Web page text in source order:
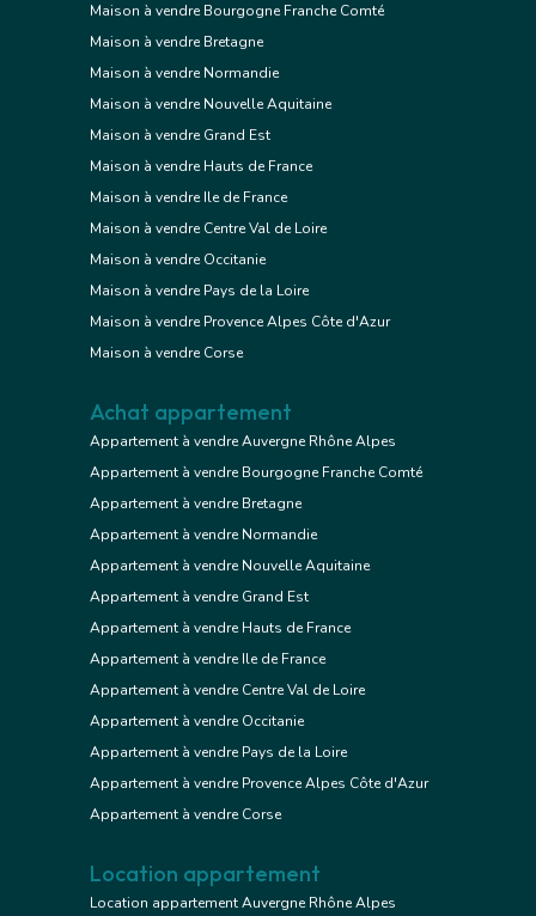
Maison à vendre Bourgogne Franche Comté
Maison à vendre Bretagne
Maison à vendre Normandie
Maison à vendre Nouvelle Aquitaine
Maison à vendre Grand Est
Maison à vendre Hauts de France
Maison à vendre Ile de France
Maison à vendre Centre Val de Loire
Maison à vendre Occitanie
Maison à vendre Pays de la Loire
Maison à vendre Provence Alpes Côte d'Azur
Maison à vendre Corse
Achat appartement
Appartement à vendre Auvergne Rhône Alpes
Appartement à vendre Bourgogne Franche Comté
Appartement à vendre Bretagne
Appartement à vendre Normandie
Appartement à vendre Nouvelle Aquitaine
Appartement à vendre Grand Est
Appartement à vendre Hauts de France
Appartement à vendre Ile de France
Appartement à vendre Centre Val de Loire
Appartement à vendre Occitanie
Appartement à vendre Pays de la Loire
Appartement à vendre Provence Alpes Côte d'Azur
Appartement à vendre Corse
Location appartement
Location appartement Auvergne Rhône Alpes